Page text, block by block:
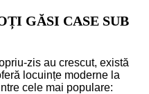
GĂSI CASE SUB
zis au crescut, există
locuințe moderne la
cele mai populare: